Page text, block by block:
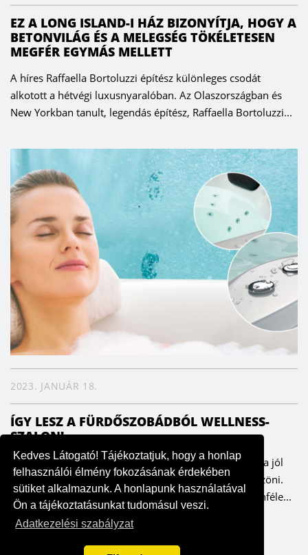
Kedves Látogató! Tájékoztatjuk, hogy a honlap
felhasználói élmény fokozásának érdekében
sütiket alkalmazunk. A honlapunk használatával
Ön a tájékoztatásunkat tudomásul veszi.
Adatkezelési szabályzat
EZ A LONG ISLAND-I HÁZ BIZONYÍTJA, HOGY A
BETONVILÁG ÉS A MELEGSÉG TÖKÉLETESEN
MEGFÉR EGYMÁS MELLETT
A híres Raffaella Bortoluzzi építész különleges csodát
alkotott a hétvégi luxusnyaralóban. Az Olaszországban és
New Yorkban tanult, legendás építész, Raffaella Bortoluzzi...
2023. JANUÁR 18.
ÍGY LESZ A FÜRDŐSZOBÁDBÓL WELLNESS-
SZALON!
Minden nap tökéletes masszázsélményt kaphatunk, ha jól
választunk – ezt pedig a testünk és lelkünk is megköszöni.
Már az ókori Rómában nagy hagyománya volt a különféle...